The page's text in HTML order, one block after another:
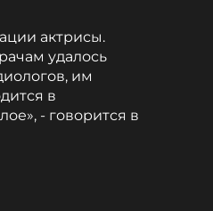
актрисы.
удалось
им
в
- говорится в